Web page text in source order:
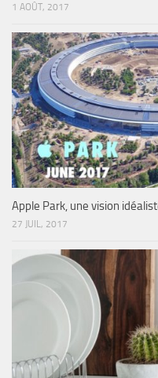
1 AOÛT, 2017
Apple Park, une vision
27 JUIL, 2017